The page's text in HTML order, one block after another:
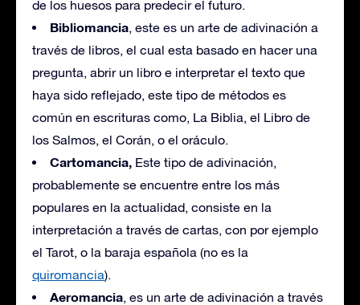
de los huesos para predecir el futuro.
Bibliomancia, este es un arte de adivinación a
través de libros, el cual esta basado en hacer una
pregunta, abrir un libro e interpretar el texto que
haya sido reflejado, este tipo de métodos es
común en escrituras como, La Biblia, el Libro de
los Salmos, el Corán, o el oráculo.
Cartomancia, Este tipo de adivinación,
probablemente se encuentre entre los más
populares en la actualidad, consiste en la
interpretación a través de cartas, con por ejemplo
el Tarot, o la baraja española (no es la
quiromancia).
Aeromancia, es un arte de adivinación a través